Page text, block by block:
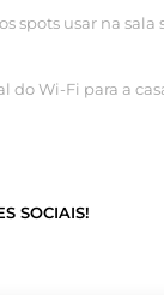
spots usar na sala
do Wi-Fi para a
SOCIAIS!